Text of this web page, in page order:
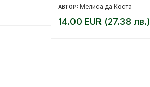
АВТОР: Мелиса да Коста
14.00 EUR (27.38 лв.)